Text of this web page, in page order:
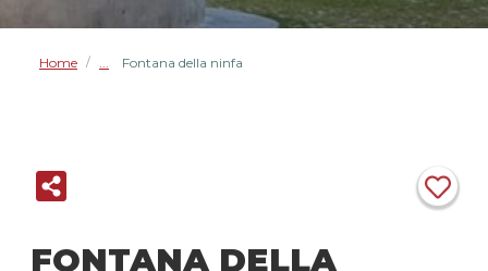
Home / Fontana della ninfa
FONTANA DELLA